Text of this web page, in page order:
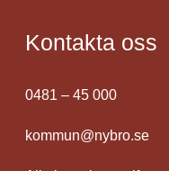
Kontakta oss
0481 – 45 000
kommun@nybro.se